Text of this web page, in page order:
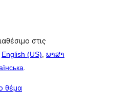
στις
English (US), ພາສາ
.
θέμα